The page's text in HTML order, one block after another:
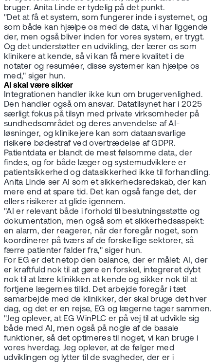
bruger. Anita Linde er tydelig på det punkt.
"Det at få et system, som fungerer inde i systemet, og
som både kan hjælpe os med de data, vi har liggende
der, men også bliver inden for vores system, er trygt.
Og det understøtter en udvikling, der lærer os som
klinikere at kende, så vi kan få mere kvalitet i de
notater og resuméer, disse systemer kan hjælpe os
med," siger hun.
AI skal være sikker
Integrationen handler ikke kun om brugervenlighed.
Den handler også om ansvar. Datatilsynet har i 2025
særligt fokus på tilsyn med private virksomheder på
sundhedsområdet og deres anvendelse af AI-
løsninger, og klinikejere kan som dataansvarlige
risikere bødestraf ved overtrædelse af GDPR.
Patientdata er blandt de mest følsomme data, der
findes, og for både læger og systemudviklere er
patientsikkerhed og datasikkerhed ikke til forhandling.
Anita Linde ser AI som et sikkerhedsredskab, der kan
mere end at spare tid. Det kan også fange det, der
ellers risikerer at glide igennem.
"AI er relevant både i forhold til beslutningsstøtte og
dokumentation, men også som et sikkerhedsaspekt:
en alarm, der reagerer, når der foregår noget, som
koordinerer på tværs af de forskellige sektorer, så
færre patienter falder fra," siger hun.
For EG er det netop den balance, der er målet: AI, der
er kraftfuld nok til at gøre en forskel, integreret dybt
nok til at lære klinikken at kende og sikker nok til at
fortjene lægernes tillid. Det arbejde foregår i tæt
samarbejde med de klinikker, der skal bruge det hver
dag, og det er en rejse, EG og lægerne tager sammen.
"Jeg oplever, at EG WinPLC er på vej til at udvikle sig
både med AI, men også på nogle af de basale
funktioner, så det optimeres til noget, vi kan bruge i
vores hverdag. Jeg oplever, at de følger med
udviklingen og lytter til de svagheder, der er i